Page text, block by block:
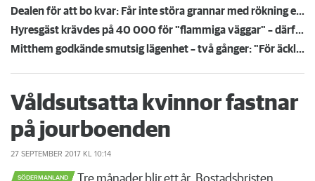
Dealen för att bo kvar: Får inte störa grannar med rökning eller utsätta dem för brandfara
Hyresgäst krävdes på 40 000 för "flammiga väggar" – därför höll inte värdens bevis i rätten
Mitthem godkände smutsig lägenhet – två gånger: "För äckligt för att flytta in"
Våldsutsatta kvinnor fastnar
på jourboenden
27 SEPTEMBER 2017 KL 10:14
SÖDERMANLAND